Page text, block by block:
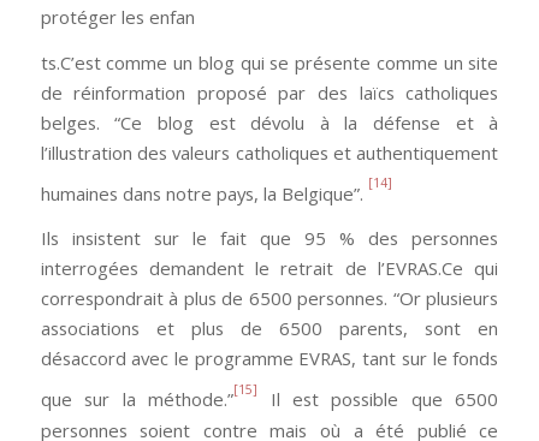
protéger les enfan
ts.C’est comme un blog qui se présente comme un site
de réinformation proposé par des laïcs catholiques
belges. “Ce blog est dévolu à la défense et à
l’illustration des valeurs catholiques et authentiquement
humaines dans notre pays, la Belgique”. [14]
Ils insistent sur le fait que 95 % des personnes
interrogées demandent le retrait de l’EVRAS.Ce qui
correspondrait à plus de 6500 personnes. “Or plusieurs
associations et plus de 6500 parents, sont en
désaccord avec le programme EVRAS, tant sur le fonds
que sur la méthode.”[15]
Il est possible que 6500
personnes soient contre mais où a été publié ce